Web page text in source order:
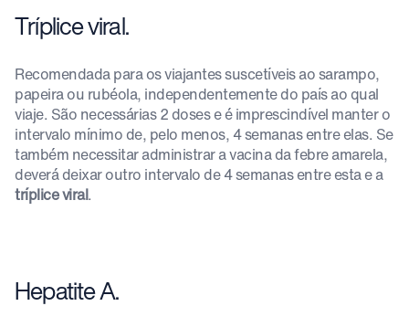
Tríplice viral.
Recomendada para os viajantes suscetíveis ao sarampo,
papeira ou rubéola, independentemente do país ao qual
viaje. São necessárias 2 doses e é imprescindível manter o
intervalo mínimo de, pelo menos, 4 semanas entre elas. Se
também necessitar administrar a vacina da febre amarela,
deverá deixar outro intervalo de 4 semanas entre esta e a
tríplice viral.
Hepatite A.